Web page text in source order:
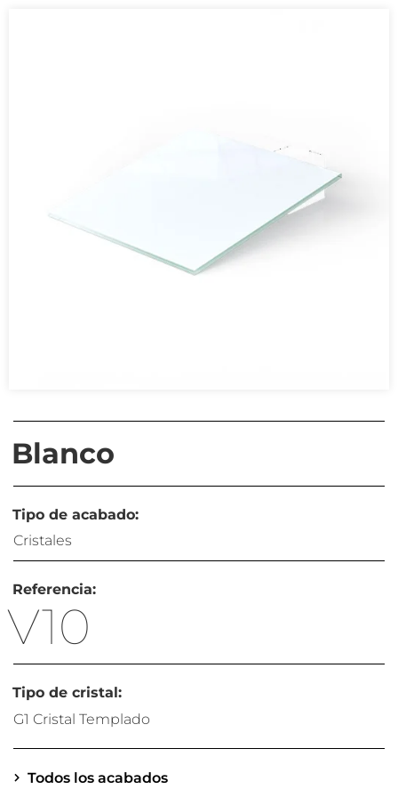
Blanco
Tipo de acabado:
Cristales
Referencia:
V10
Tipo de cristal:
G1 Cristal Templado
Todos los acabados